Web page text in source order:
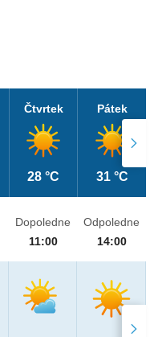
Čtvrtek
28 °C
Pátek
31 °C
Dopoledne
11:00
Odpoledne
14:00